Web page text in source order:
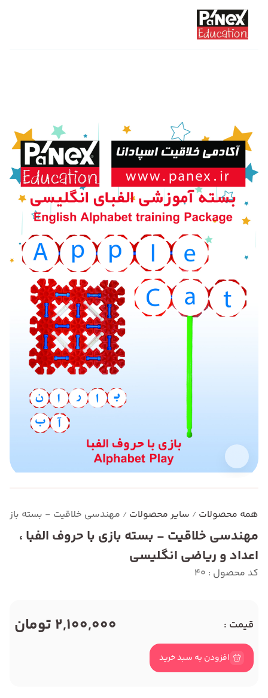
همه محصولات / سایر محصولات / مهندسی خلاقیت - بسته بازی
مهندسی خلاقیت - بسته بازی با حروف الفبا ،
اعداد و ریاضی انگلیسی
کد محصول : 40
قیمت : 2,100,000 تومان
افزودن به سبد خرید